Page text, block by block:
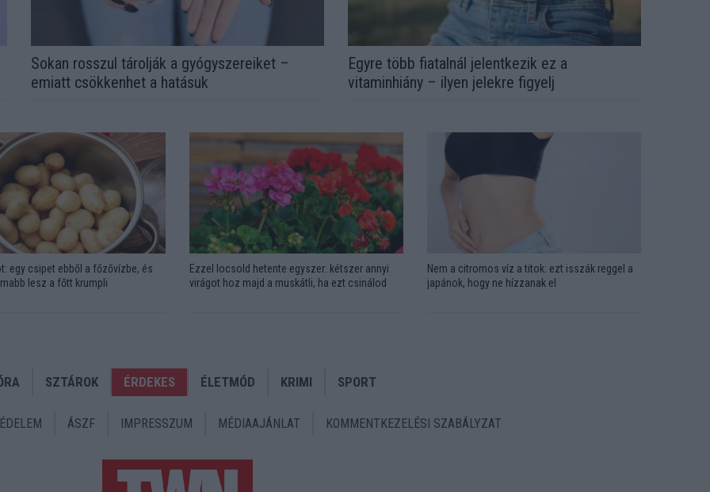
Sokan rosszul tárolják a gyógyszereiket –
emiatt csökkenhet a hatásuk
Egyre több fiatalnál jelentkezik ez a
vitaminhiány – ilyen jelekre figyelj
egy csipet ebből a főzővízbe, és
lesz a főtt krumpli
Ezzel locsold hetente egyszer: kétszer annyi
virágot hoz majd a muskátli, ha ezt csinálod
Nem a citromos víz a titok: ezt isszák reggel a
japánok, hogy ne hízzanak el
SZTÁROK ÉRDEKES ÉLETMÓD KRIMI SPORT
ÁSZF IMPRESSZUM MÉDIAAJÁNLAT KOMMENTKEZELÉSI SZABÁLYZAT